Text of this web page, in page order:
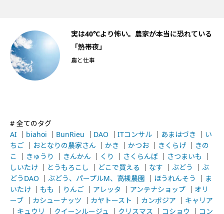
実は40℃より怖い。農家が本当に恐れている
「熱帯夜」
農と仕事
# 全てのタグ
AI ｜ biahoi ｜ BunRieu ｜ DAO ｜ ITコンサル ｜ あまはづき ｜ い
ちご ｜ おとなりの農家さん ｜ かき ｜ かつお ｜ きくらげ｜ きの
こ
｜ きゅうり ｜ きんかん ｜ くり ｜ さくらんぼ ｜ さつまいも
｜
しいたけ ｜ とうもろこし ｜ どこで買える ｜ なす ｜ ぶどう ｜ ぶ
どうDAO ｜ ぶどう、パープルM、高槻農園 ｜ ほうれんそう ｜ ま
いたけ ｜ もも ｜ りんご ｜ アレッタ ｜ アンテナショップ ｜ オリ
ーブ ｜ カシューナッツ ｜ カヤトースト ｜ カンボジア ｜ キャリア
｜ キュウリ ｜ クイーンルージュ ｜ クリスマス ｜ コショウ ｜ コン